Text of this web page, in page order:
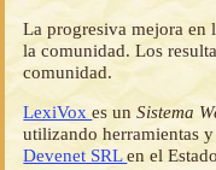
La progresiva mejora en
la comunidad. Los
comunidad.
LexiVoxes unSistema
utilizando herramientas
Devenet SRLen el